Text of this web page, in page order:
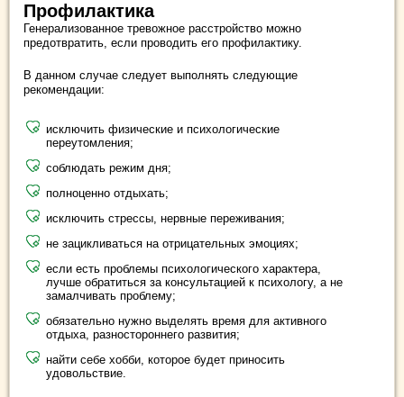
Профилактика
Генерализованное тревожное расстройство можно
предотвратить, если проводить его профилактику.
В данном случае следует выполнять следующие
рекомендации:
исключить физические и психологические
переутомления;
соблюдать режим дня;
полноценно отдыхать;
исключить стрессы, нервные переживания;
не зацикливаться на отрицательных эмоциях;
если есть проблемы психологического характера,
лучше обратиться за консультацией к психологу, а не
замалчивать проблему;
обязательно нужно выделять время для активного
отдыха, разностороннего развития;
найти себе хобби, которое будет приносить
удовольствие.